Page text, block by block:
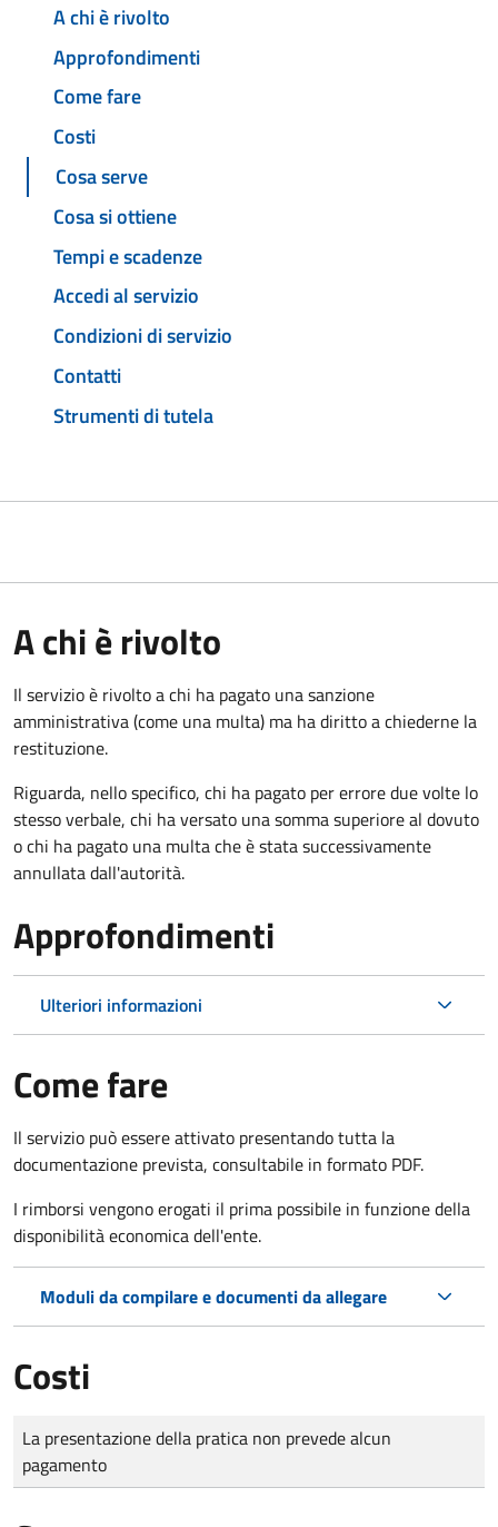
A chi è rivolto
Approfondimenti
Come fare
Costi
Cosa serve
Cosa si ottiene
Tempi e scadenze
Accedi al servizio
Condizioni di servizio
Contatti
Strumenti di tutela
A chi è rivolto
Il servizio è rivolto a chi ha pagato una sanzione
amministrativa (come una multa) ma ha diritto a chiederne la
restituzione.
Riguarda, nello specifico, chi ha pagato per errore due volte lo
stesso verbale, chi ha versato una somma superiore al dovuto
o chi ha pagato una multa che è stata successivamente
annullata dall'autorità.
Approfondimenti
Ulteriori informazioni
Come fare
Il servizio può essere attivato presentando tutta la
documentazione prevista, consultabile in formato PDF.
I rimborsi vengono erogati il prima possibile in funzione della
disponibilità economica dell'ente.
Moduli da compilare e documenti da allegare
Costi
Tipo di pagamento
Importo
La presentazione della pratica non prevede alcun
pagamento